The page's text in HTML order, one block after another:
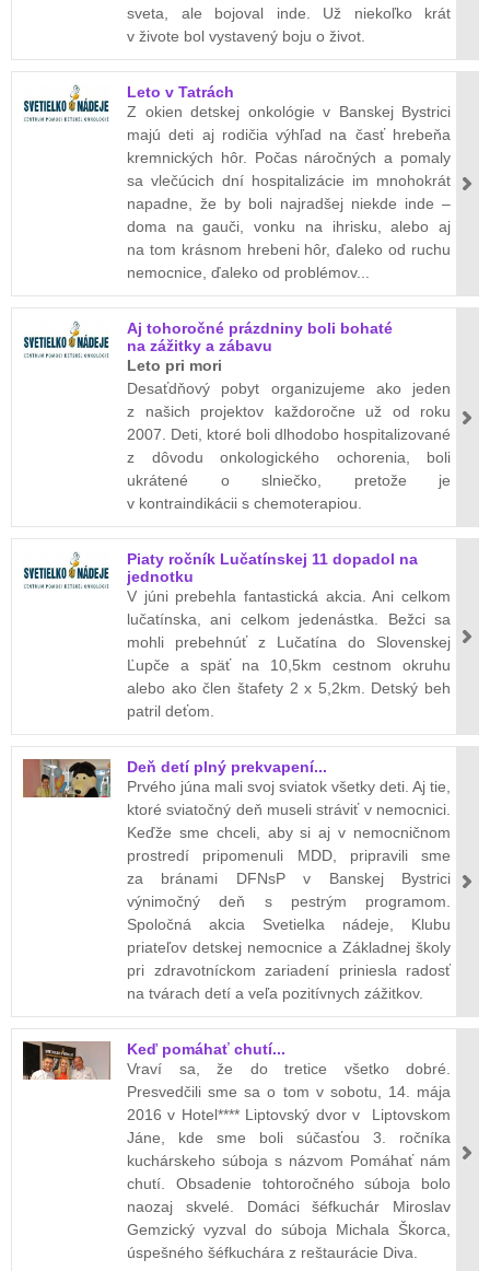
sveta, ale bojoval inde. Už niekoľko krát
v živote bol vystavený boju o život.
Leto v Tatrách
Z okien detskej onkológie v Banskej Bystrici
majú deti aj rodičia výhľad na časť hrebeňa
kremnických hôr. Počas náročných a pomaly
sa vlečúcich dní hospitalizácie im mnohokrát
napadne, že by boli najradšej niekde inde –
doma na gauči, vonku na ihrisku, alebo aj
na tom krásnom hrebeni hôr, ďaleko od ruchu
nemocnice, ďaleko od problémov...
Aj tohoročné prázdniny boli bohaté
na zážitky a zábavu
Leto pri mori
Desaťdňový pobyt organizujeme ako jeden
z našich projektov každoročne už od roku
2007. Deti, ktoré boli dlhodobo hospitalizované
z dôvodu onkologického ochorenia, boli
ukrátené o slniečko, pretože je
v kontraindikácii s chemoterapiou.
Piaty ročník Lučatínskej 11 dopadol na
jednotku
V júni prebehla fantastická akcia. Ani celkom
lučatínska, ani celkom jedenástka. Bežci sa
mohli prebehnúť z Lučatína do Slovenskej
Ľupče a späť na 10,5km cestnom okruhu
alebo ako člen štafety 2 x 5,2km. Detský beh
patril deťom.
Deň detí plný prekvapení...
Prvého júna mali svoj sviatok všetky deti. Aj tie,
ktoré sviatočný deň museli stráviť v nemocnici.
Keďže sme chceli, aby si aj v nemocničnom
prostredí pripomenuli MDD, pripravili sme
za bránami DFNsP v Banskej Bystrici
výnimočný deň s pestrým programom.
Spoločná akcia Svetielka nádeje, Klubu
priateľov detskej nemocnice a Základnej školy
pri zdravotníckom zariadení priniesla radosť
na tvárach detí a veľa pozitívnych zážitkov.
Keď pomáhať chutí...
Vraví sa, že do tretice všetko dobré.
Presvedčili sme sa o tom v sobotu, 14. mája
2016 v Hotel**** Liptovský dvor v Liptovskom
Jáne, kde sme boli súčasťou 3. ročníka
kuchárskeho súboja s názvom Pomáhať nám
chutí. Obsadenie tohtoročného súboja bolo
naozaj skvelé. Domáci šéfkuchár Miroslav
Gemzický vyzval do súboja Michala Škorca,
úspešného šéfkuchára z reštaurácie Diva.